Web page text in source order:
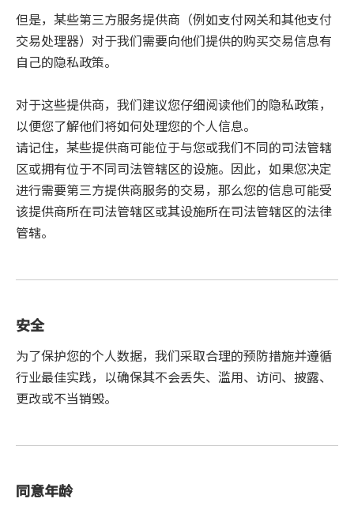
但是，某些第三方服务提供商（例如支付网关和其他支付
交易处理器）对于我们需要向他们提供的购买交易信息有
自己的隐私政策。
对于这些提供商，我们建议您仔细阅读他们的隐私政策，
以便您了解他们将如何处理您的个人信息。
请记住，某些提供商可能位于与您或我们不同的司法管辖
区或拥有位于不同司法管辖区的设施。因此，如果您决定
进行需要第三方提供商服务的交易，那么您的信息可能受
该提供商所在司法管辖区或其设施所在司法管辖区的法律
管辖。
安全
为了保护您的个人数据，我们采取合理的预防措施并遵循
行业最佳实践，以确保其不会丢失、滥用、访问、披露、
更改或不当销毁。
同意年龄